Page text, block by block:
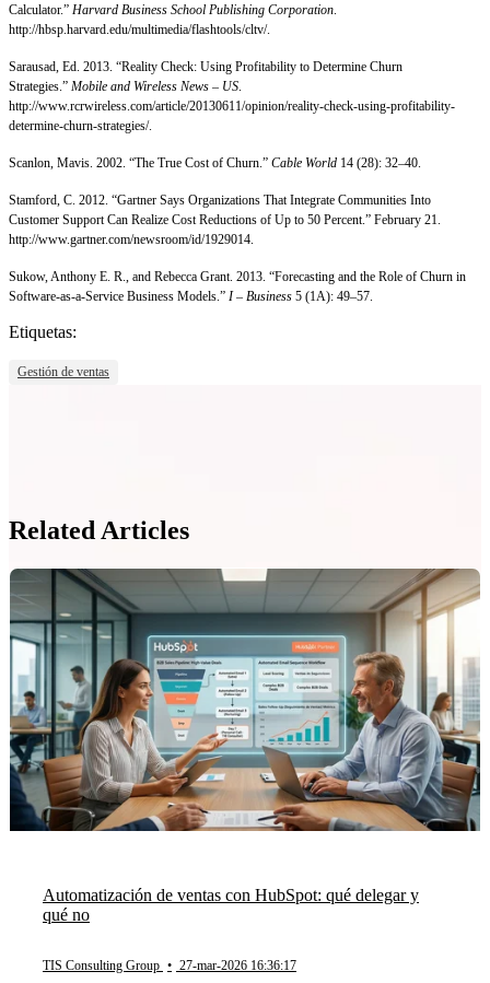
Calculator.” Harvard Business School Publishing Corporation.
http://hbsp.harvard.edu/multimedia/flashtools/cltv/.
Sarausad, Ed. 2013. “Reality Check: Using Profitability to Determine Churn
Strategies.” Mobile and Wireless News – US.
http://www.rcrwireless.com/article/20130611/opinion/reality-check-using-profitability-
determine-churn-strategies/.
Scanlon, Mavis. 2002. “The True Cost of Churn.” Cable World 14 (28): 32–40.
Stamford, C. 2012. “Gartner Says Organizations That Integrate Communities Into
Customer Support Can Realize Cost Reductions of Up to 50 Percent.” February 21.
http://www.gartner.com/newsroom/id/1929014.
Sukow, Anthony E. R., and Rebecca Grant. 2013. “Forecasting and the Role of Churn in
Software-as-a-Service Business Models.” I – Business 5 (1A): 49–57.
Etiquetas:
Gestión de ventas
Related Articles
Automatización de ventas con HubSpot: qué delegar y
qué no
TIS Consulting Group • 27-mar-2026 16:36:17